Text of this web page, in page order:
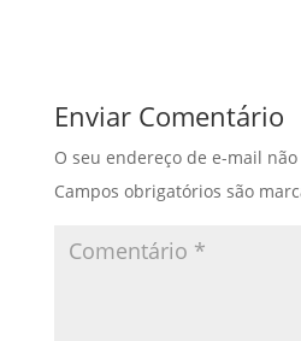
Enviar Comentário
O seu endereço de e-mail
Campos obrigatórios são